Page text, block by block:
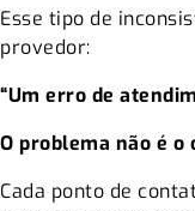
Esse tipo de
provedor:
“Um erro de
O problema não é o
Cada ponto de